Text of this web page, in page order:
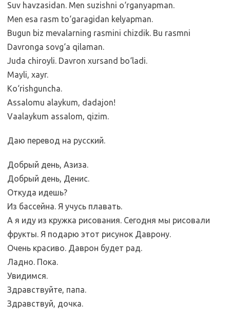
Suv havzasidan. Men suzishni o‘rganyapman.
Men esa rasm to‘garagidan kelyapman.
Bugun biz mevalarning rasmini chizdik. Bu rasmni
Davronga sovg‘a qilaman.
Juda chiroyli. Davron xursand bo‘ladi.
Mayli, xayr.
Ko‘rishguncha.
Assalomu alaykum, dadajon!
Vaalaykum assalom, qizim.
Даю перевод на русский.
Добрый день, Азиза.
Добрый день, Денис.
Откуда идешь?
Из бассейна. Я учусь плавать.
А я иду из кружка рисования. Сегодня мы рисовали
фрукты. Я подарю этот рисунок Даврону.
Очень красиво. Даврон будет рад.
Ладно. Пока.
Увидимся.
Здравствуйте, папа.
Здравствуй, дочка.